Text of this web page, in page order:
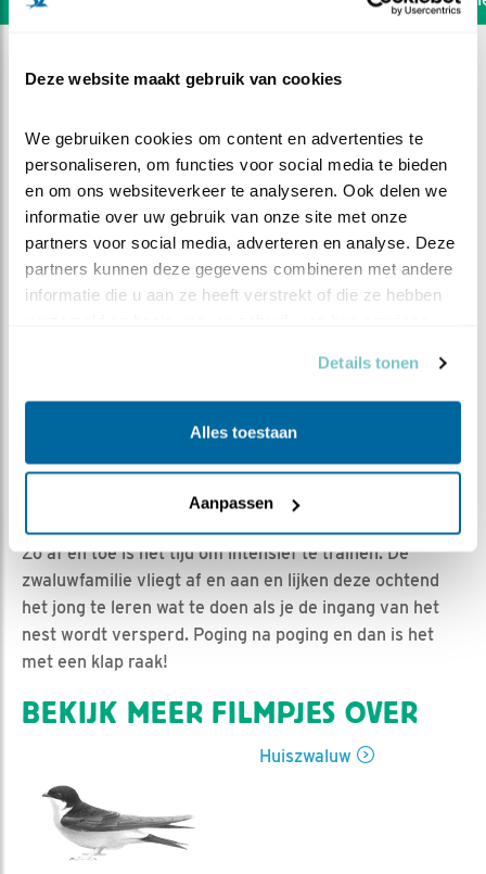
Deze website maakt gebruik van cookies
We gebruiken cookies om content en advertenties te
personaliseren, om functies voor social media te bieden
en om ons websiteverkeer te analyseren. Ook delen we
informatie over uw gebruik van onze site met onze
partners voor social media, adverteren en analyse. Deze
partners kunnen deze gegevens combineren met andere
informatie die u aan ze heeft verstrekt of die ze hebben
Details tonen
Alles toestaan
Aanpassen
1149x
Zo af en toe is het tijd om intensief te trainen. De
zwaluwfamilie vliegt af en aan en lijken deze ochtend
het jong te leren wat te doen als je de ingang van het
nest wordt versperd. Poging na poging en dan is het
met een klap raak!
BEKIJK MEER FILMPJES OVER
Huiszwaluw